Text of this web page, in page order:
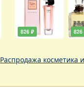
826 ₽ 826
Распродажа